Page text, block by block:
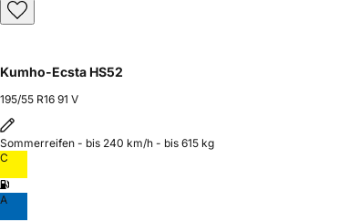
Kumho-Ecsta HS52
195/55 R16 91 V
Sommerreifen - bis 240 km/h - bis 615 kg
C
A